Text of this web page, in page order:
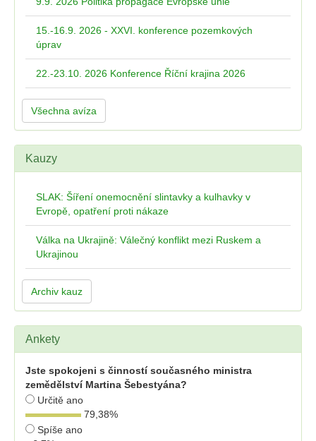
15.-16.9. 2026 - XXVI. konference pozemkových
úprav
22.-23.10. 2026 Konference Říční krajina 2026
Všechna avíza
Kauzy
SLAK: Šíření onemocnění slintavky a kulhavky v
Evropě, opatření proti nákaze
Válka na Ukrajině: Válečný konflikt mezi Ruskem a
Ukrajinou
Archiv kauz
Ankety
Jste spokojeni s činností současného ministra
zemědělství Martina Šebestyána?
Určitě ano
79,38%
Spíše ano